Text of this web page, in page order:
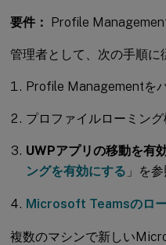
要件： Profile
管理者として、次の手順に
Profile Managementを
プロファイルローミン
UWPアプリの移動を有
ングを有効にする 」を
Microsoft Teamsのロー
複数のマシンで新しい